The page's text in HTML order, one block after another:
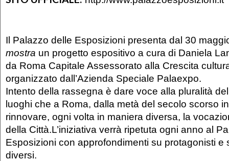
Il Palazzo delle Esposizioni presenta dal 30
mostra un progetto espositivo a cura di Daniela
da Roma Capitale Assessorato alla Crescita
organizzato dall’Azienda Speciale Palaexpo.
Intento della rassegna è dare voce alla pluralità
luoghi che a Roma, dalla metà del secolo scorso
rinnovare, ogni volta in maniera diversa, la
della Città.L’iniziativa verrà ripetuta ogni anno al
Esposizioni con approfondimenti su protagonisti e
diversi.